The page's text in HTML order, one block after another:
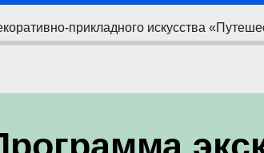
прикладного искусства